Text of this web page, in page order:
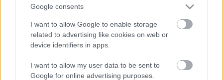
Google consents
I want to allow Google to enable storage
related to advertising like cookies on web or
device identifiers in apps.
I want to allow my user data to be sent to
Google for online advertising purposes.
Ajánlott bejegyzések: